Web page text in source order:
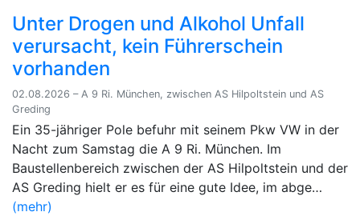
Unter Drogen und Alkohol Unfall
verursacht, kein Führerschein
vorhanden
02.08.2026 – A 9 Ri. München, zwischen AS Hilpoltstein und AS
Greding
Ein 35-jähriger Pole befuhr mit seinem Pkw VW in der
Nacht zum Samstag die A 9 Ri. München. Im
Baustellenbereich zwischen der AS Hilpoltstein und der
AS Greding hielt er es für eine gute Idee, im abge…
(mehr)